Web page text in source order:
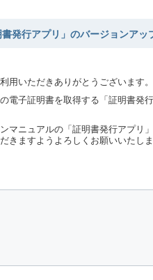
発行アプリ」のバージョンアッ
いただきありがとうございます。
電子証明書を取得する「証明書発
ニュアルの「証明書発行アプリ
きますようよろしくお願いいたしま